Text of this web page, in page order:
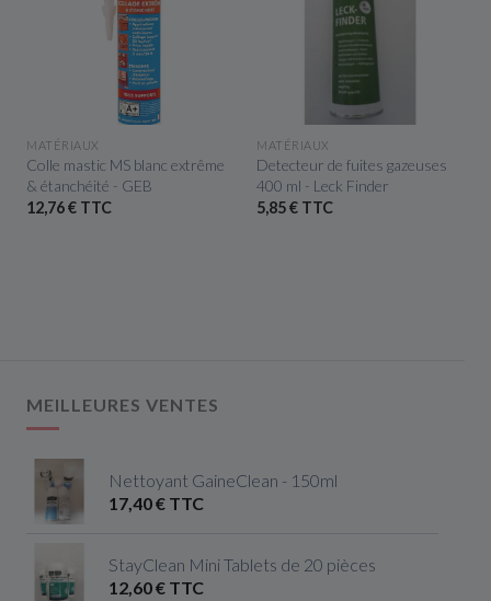
APERÇU RAPIDE
MATÉRIAUX
Colle mastic MS blanc extrême
& étanchéité - GEB
12,76 € TTC
APERÇU RAPIDE
MATÉRIAUX
Detecteur de fuites gazeuses
400 ml - Leck Finder
5,85 € TTC
MEILLEURES VENTES
Nettoyant GaineClean - 150ml
17,40 € TTC
StayClean Mini Tablets de 20 pièces
12,60 € TTC